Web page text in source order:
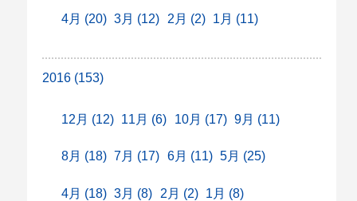
4月 (20) 3月 (12) 2月 (2) 1月 (11)
2016 (153)
12月 (12) 11月 (6) 10月 (17) 9月 (11)
8月 (18) 7月 (17) 6月 (11) 5月 (25)
4月 (18) 3月 (8) 2月 (2) 1月 (8)